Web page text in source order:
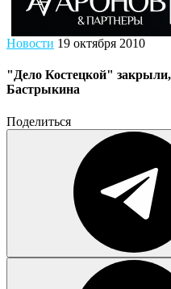
Новости 19 октября 2010
"Дело Костецкой" закрыли,
Бастрыкина
Поделиться